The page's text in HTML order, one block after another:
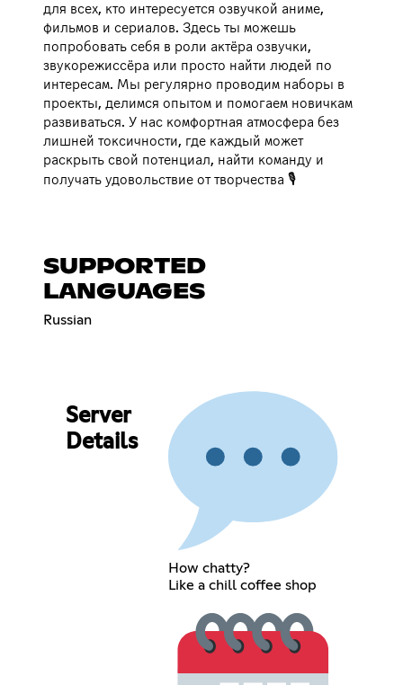
для всех, кто интересуется озвучкой аниме,
фильмов и сериалов. Здесь ты можешь
попробовать себя в роли актёра озвучки,
звукорежиссёра или просто найти людей по
интересам. Мы регулярно проводим наборы в
проекты, делимся опытом и помогаем новичкам
развиваться. У нас комфортная атмосфера без
лишней токсичности, где каждый может
раскрыть свой потенциал, найти команду и
получать удовольствие от творчества 🎙️
SUPPORTED
LANGUAGES
Russian
Server
Details
How chatty?
Like a chill coffee shop